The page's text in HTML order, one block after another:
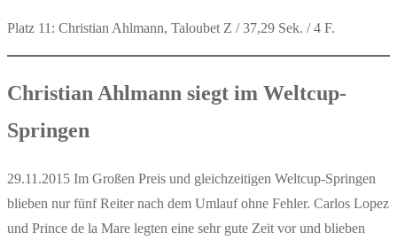
Platz 11: Christian Ahlmann, Taloubet Z / 37,29 Sek. / 4 F.
Christian Ahlmann siegt im Weltcup-
Springen
29.11.2015 Im Großen Preis und gleichzeitigen Weltcup-Springen
blieben nur fünf Reiter nach dem Umlauf ohne Fehler. Carlos Lopez
und Prince de la Mare legten eine sehr gute Zeit vor und blieben